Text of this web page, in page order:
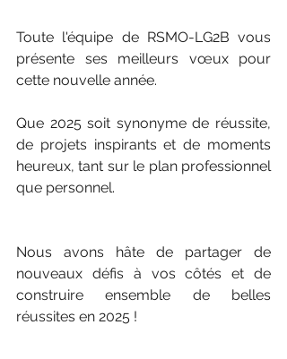
Toute l'équipe de RSMO-LG2B vous
présente ses meilleurs vœux pour
cette nouvelle année.
Que 2025 soit synonyme de réussite,
de projets inspirants et de moments
heureux, tant sur le plan professionnel
que personnel.
Nous avons hâte de partager de
nouveaux défis à vos côtés et de
construire ensemble de belles
réussites en 2025 !